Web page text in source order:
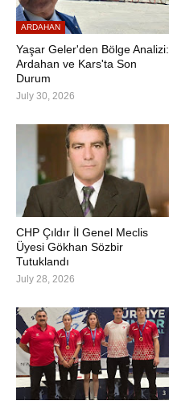
ARDAHAN
Yaşar Geler'den Bölge Analizi:
Ardahan ve Kars'ta Son
Durum
July 30, 2026
CHP Çıldır İl Genel Meclis
Üyesi Gökhan Sözbir
Tutuklandı
July 28, 2026